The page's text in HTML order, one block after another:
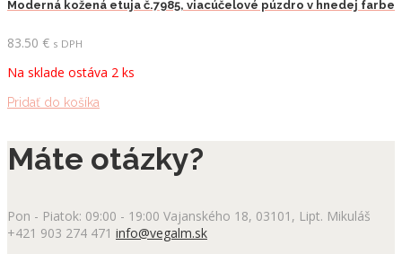
Moderná kožená etuja č.7985, viacúčelové púzdro v hnedej farbe
83.50 € s DPH
Na sklade ostáva 2 ks
Pridať do košíka
Máte otázky?
Pon - Piatok: 09:00 - 19:00 Vajanského 18, 03101, Lipt. Mikuláš
+421 903 274 471 info@vegalm.sk